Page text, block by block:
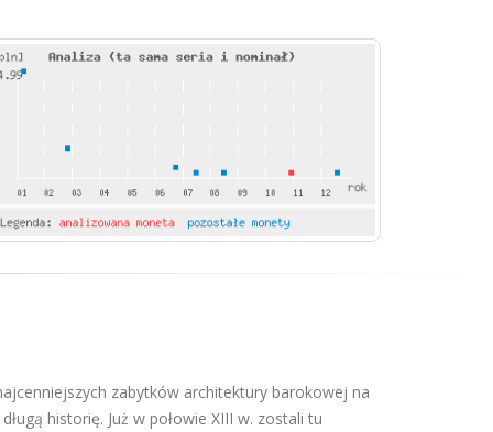
zabytków architektury barokowej na
historię. Już w połowie XIII w. zostali tu